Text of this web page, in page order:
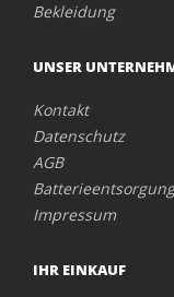
Bekleidung
UNSER
Kontakt
Datenschutz
AGB
Batterieentsorgung
Impressum
IHR EINKAUF